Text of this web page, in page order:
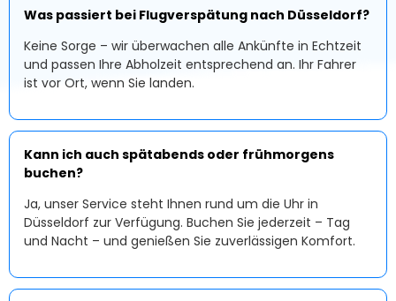
Was passiert bei Flugverspätung nach Düsseldorf?
Keine Sorge – wir überwachen alle Ankünfte in Echtzeit
und passen Ihre Abholzeit entsprechend an. Ihr Fahrer
ist vor Ort, wenn Sie landen.
Kann ich auch spätabends oder frühmorgens
buchen?
Ja, unser Service steht Ihnen rund um die Uhr in
Düsseldorf zur Verfügung. Buchen Sie jederzeit – Tag
und Nacht – und genießen Sie zuverlässigen Komfort.